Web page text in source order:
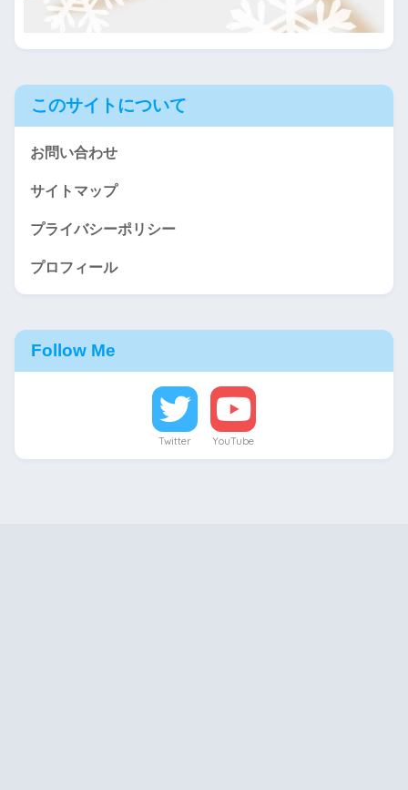
このサイトについて
お問い合わせ
サイトマップ
プライバシーポリシー
プロフィール
Follow Me
Twitter YouTube